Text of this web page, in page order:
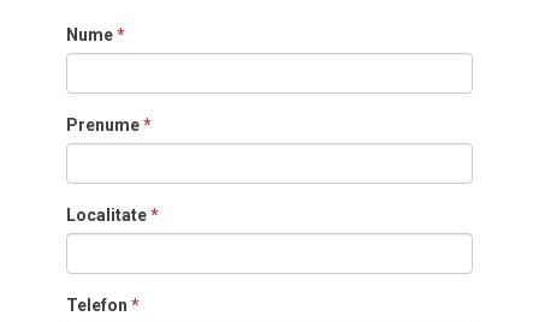
Nume*
Prenume*
Localitate*
Telefon *